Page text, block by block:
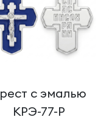
с эмалью
КРЭ-77-Р